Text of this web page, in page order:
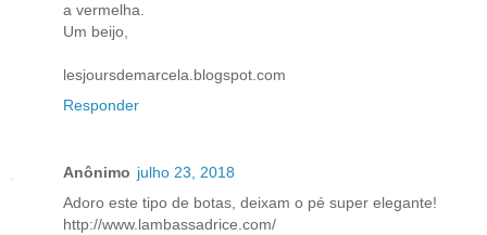
a vermelha.
Um beijo,
lesjoursdemarcela.blogspot.com
Responder
Anônimo julho 23, 2018
Adoro este tipo de botas, deixam o pé super elegante!
http://www.lambassadrice.com/